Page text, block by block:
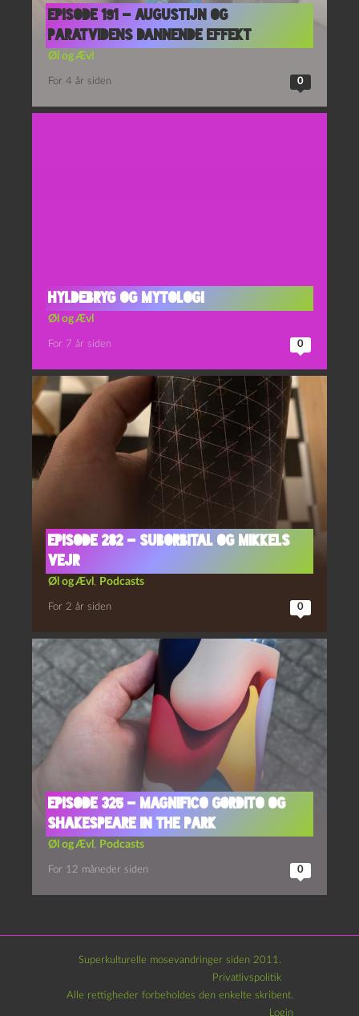
Episode 191 – Augustijn og
Paratvidens Dannende Effekt
Øl og Ævl
For 4 år siden 0
Hyldebryg og Mytologi
Øl og Ævl
For 7 år siden 0
Episode 282 – Suborbital og Mikkels
Vejr
Øl og Ævl , Podcasts
For 2 år siden 0
Episode 325 – Magnifico Gordito og
Shakespeare in the Park
Øl og Ævl , Podcasts
For 12 måneder siden 0
Superkulturelle mosevandringer siden 2011.
Privatlivspolitik
Alle rettigheder forbeholdes den enkelte skribent.
Login